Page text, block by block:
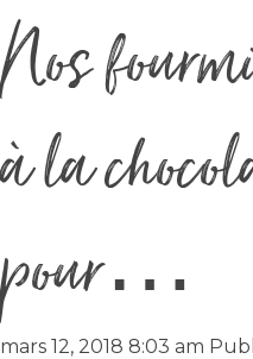
Nos
à la
pour…
mars 12, 2018 8:03 am